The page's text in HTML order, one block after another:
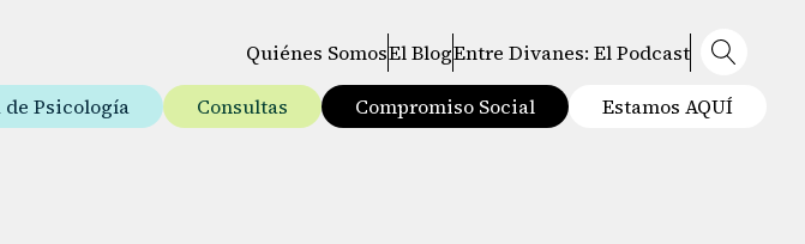
Quiénes SomosEl BlogEntre Divanes: El Podcast
de Psicología Consultas Compromiso Social Estamos AQUÍ